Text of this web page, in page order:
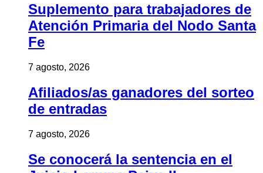
Suplemento para trabajadores de
Atención Primaria del Nodo Santa
Fe
7 agosto, 2026
Afiliados/as ganadores del sorteo
de entradas
7 agosto, 2026
Se conocerá la sentencia en el